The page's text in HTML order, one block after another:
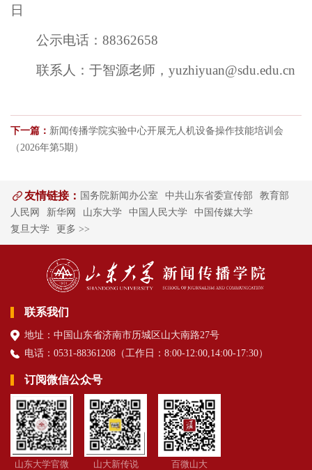
日
公示电话：88362658
联系人：于智源老师，yuzhiyuan@sdu.edu.cn
下一篇： 新闻传播学院实验中心开展无人机设备操作技能培训会
（2026年第5期）
友情链接： 国务院新闻办公室 中共山东省委宣传部
教育部
人民网
新华网 山东大学 中国人民大学
中国传媒大学
复旦大学
更多 >>
联系我们
地址：中国山东省济南市历城区山大南路27号
电话：0531-88361208（工作日 ：8:00-12:00,14:00-17:30）
订阅微信公众号
山东大学官微 山大新传说 百微山大